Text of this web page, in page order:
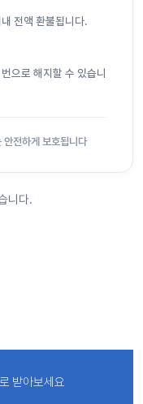
전액 환불됩니다.
으로 해지할 수 있습니
안전하게 보호됩니다
니다.
받아보세요